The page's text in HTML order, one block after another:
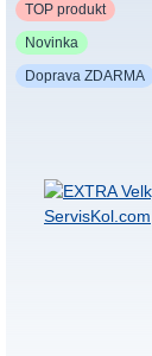
TOP produkt
Novinka
Doprava ZDARMA